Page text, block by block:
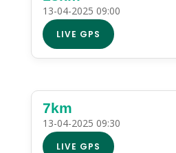
13-04-2025 09:00
LIVE GPS
7km
13-04-2025 09:30
LIVE GPS